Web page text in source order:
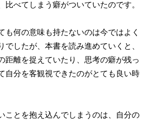
比べてしまう癖がついていたのです。
も何の意味も持たないのは今ではよく
でしたが、本書を読み進めていくと、
距離を捉えていたり、思考の癖が残っ
自分を客観視できたのがとても良い時
ことを抱え込んでしまうのは、自分の